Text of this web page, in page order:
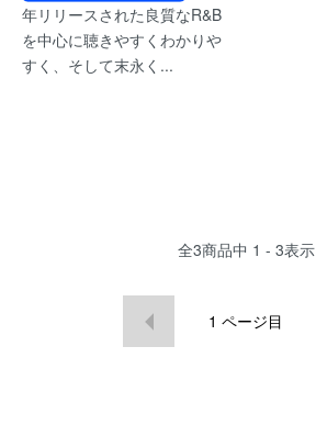
年リリースされた良質なR&B
を中心に聴きやすくわかりや
すく、そして末永く...
全3商品中 1 - 3表示
1 ページ目